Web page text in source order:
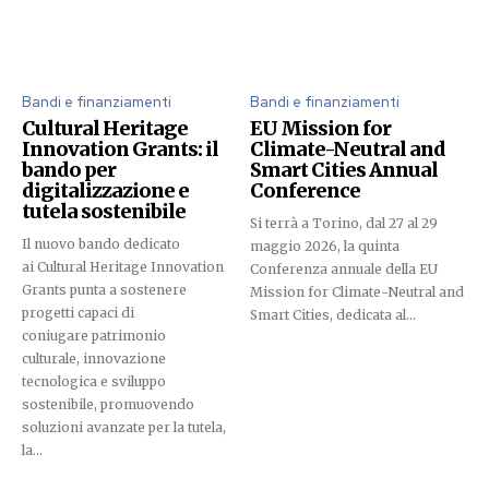
Bandi e finanziamenti
Cultural Heritage
Innovation Grants: il
bando per
digitalizzazione e
tutela sostenibile
Il nuovo bando dedicato
ai Cultural Heritage Innovation
Grants punta a sostenere
progetti capaci di
coniugare patrimonio
culturale, innovazione
tecnologica e sviluppo
sostenibile, promuovendo
soluzioni avanzate per la tutela,
la...
Bandi e finanziamenti
EU Mission for
Climate-Neutral and
Smart Cities Annual
Conference
Si terrà a Torino, dal 27 al 29
maggio 2026, la quinta
Conferenza annuale della EU
Mission for Climate-Neutral and
Smart Cities, dedicata al...